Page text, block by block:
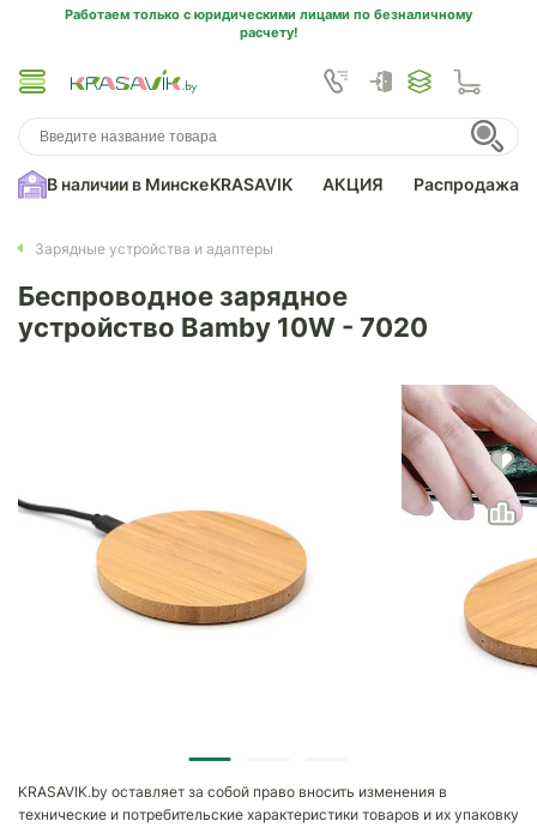
Работаем только с юридическими лицами по безналичному
расчету!
В наличии в МинскеKRASAVIK АКЦИЯ Распродажа
Зарядные устройства и адаптеры
Беспроводное зарядное
устройство Bamby 10W - 7020
KRASAVIK.by оставляет за собой право вносить изменения в
технические и потребительские характеристики товаров и их упаковку